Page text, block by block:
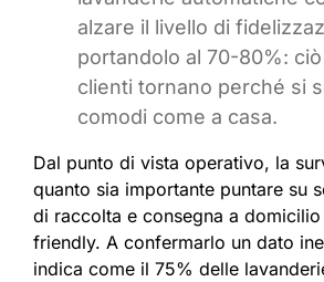
alzare il livello di
portandolo al 70-80%:
clienti tornano perché si
comodi come a casa.
Dal punto di vista operativo, la
quanto sia importante puntare su
di raccolta e consegna a
friendly. A confermarlo un dato
indica come il 75% delle